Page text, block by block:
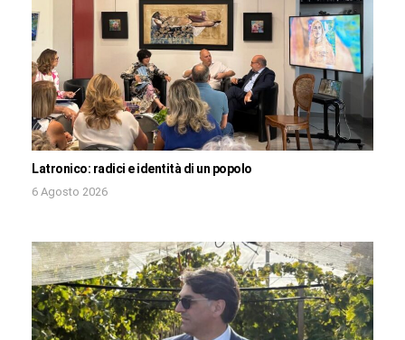
Latronico: radici e identità di un popolo
6 Agosto 2026